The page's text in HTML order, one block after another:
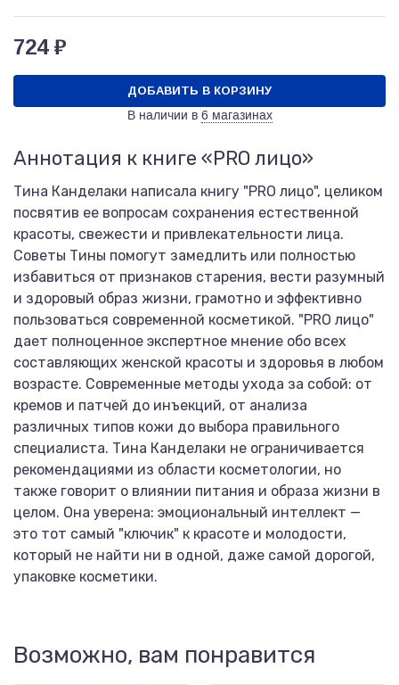
724 ₽
ДОБАВИТЬ В КОРЗИНУ
В наличии в 6 магазинах
Аннотация к книге «PRO лицо»
Тина Канделаки написала книгу "PRO лицо", целиком
посвятив ее вопросам сохранения естественной
красоты, свежести и привлекательности лица.
Советы Тины помогут замедлить или полностью
избавиться от признаков старения, вести разумный
и здоровый образ жизни, грамотно и эффективно
пользоваться современной косметикой. "PRO лицо"
дает полноценное экспертное мнение обо всех
составляющих женской красоты и здоровья в любом
возрасте. Современные методы ухода за собой: от
кремов и патчей до инъекций, от анализа
различных типов кожи до выбора правильного
специалиста. Тина Канделаки не ограничивается
рекомендациями из области косметологии, но
также говорит о влиянии питания и образа жизни в
целом. Она уверена: эмоциональный интеллект —
это тот самый "ключик" к красоте и молодости,
который не найти ни в одной, даже самой дорогой,
упаковке косметики.
Возможно, вам понравится